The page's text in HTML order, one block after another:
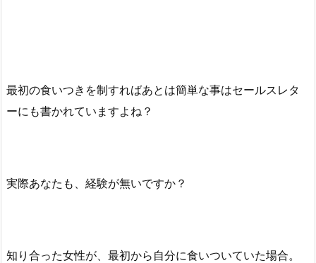
最初の食いつきを制すればあとは簡単な事はセールスレタ
ーにも書かれていますよね？
実際あなたも、経験が無いですか？
知り合った女性が、最初から自分に食いついていた場合。